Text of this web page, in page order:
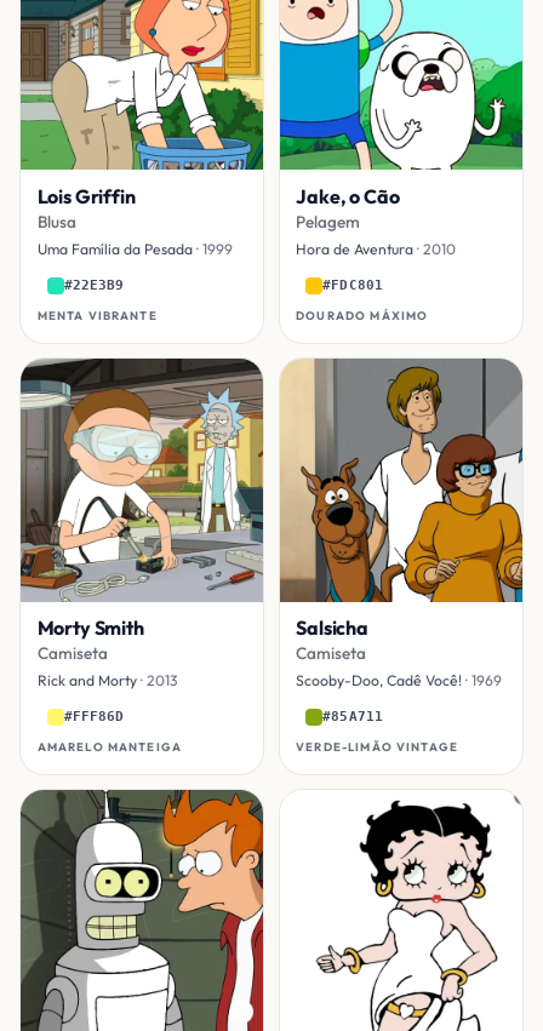
Lois Griffin
Blusa
Uma Família da Pesada· 1999
#22E3B9
MENTA VIBRANTE
Jake, o Cão
Pelagem
Hora de Aventura · 2010
#FDC801
DOURADO MÁXIMO
Morty Smith
Camiseta
Rick and Morty· 2013
#FFF86D
AMARELO MANTEIGA
Salsicha
Camiseta
Scooby-Doo, Cadê Você! · 1969
#85A711
VERDE-LIMÃO VINTAGE